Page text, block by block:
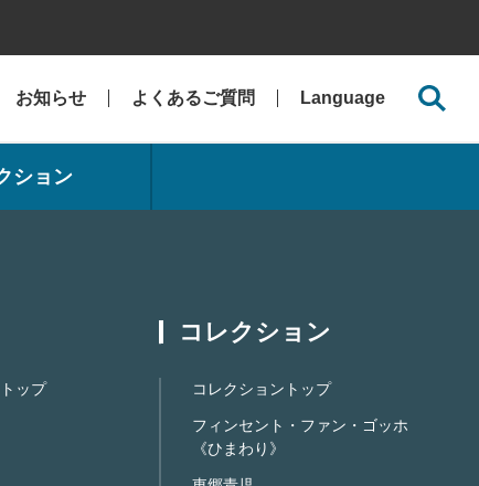
お知らせ よくあるご質問 Language
ション
ップ
コレクション
コレクショントップ
フィンセント・ファン・ゴッホ
《ひまわり》